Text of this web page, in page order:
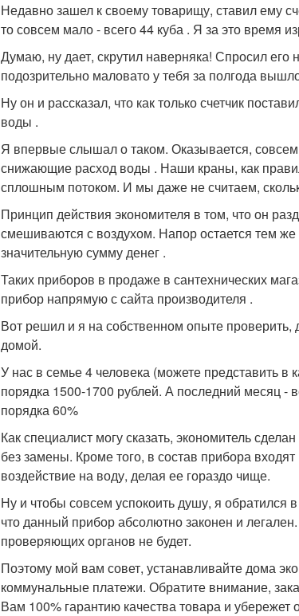
Недавно зашел к своему товарищу, ставил ему
то совсем мало - всего 44 куба . Я за это время
Думаю, ну дает, скрутил наверняка! Спросил
подозрительно маловато у тебя за полгода
Ну он и рассказал, что как только счетчик
воды .
Я впервые слышал о таком. Оказывается,
снижающие расход воды . Наши краны, как
сплошным потоком. И мы даже не считаем,
Принцип действия экономителя в том, что он
смешиваются с воздухом. Напор остается тем
значительную сумму денег .
Таких приборов в продаже в сантехнических
прибор напрямую с сайта производителя .
Вот решил и я на собственном опыте проверить,
домой.
У нас в семье 4 человека (можете представить
порядка 1500-1700 рублей. А последний месяц -
порядка 60%
Как специалист могу сказать, экономитель
без замены. Кроме того, в состав прибора
воздействие на воду, делая ее гораздо чище.
Ну и чтобы совсем успокоить душу, я
что данный прибор абсолютно законен и
проверяющих органов не будет.
Поэтому мой вам совет, устанавливайте дома
коммунальные платежи. Обратите внимание,
Вам 100% гарантию качества товара и убережет